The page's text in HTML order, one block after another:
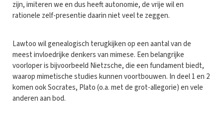
zijn, imiteren we en dus heeft autonomie, de vrije wil en
rationele zelf-presentie daarin niet veel te zeggen.
Lawtoo wil genealogisch terugkijken op een aantal van de
meest invloedrijke denkers van mimese. Een belangrijke
voorloper is bijvoorbeeld Nietzsche, die een fundament biedt,
waarop mimetische studies kunnen voortbouwen. In deel 1 en 2
komen ook Socrates, Plato (o.a. met de grot-allegorie) en vele
anderen aan bod.